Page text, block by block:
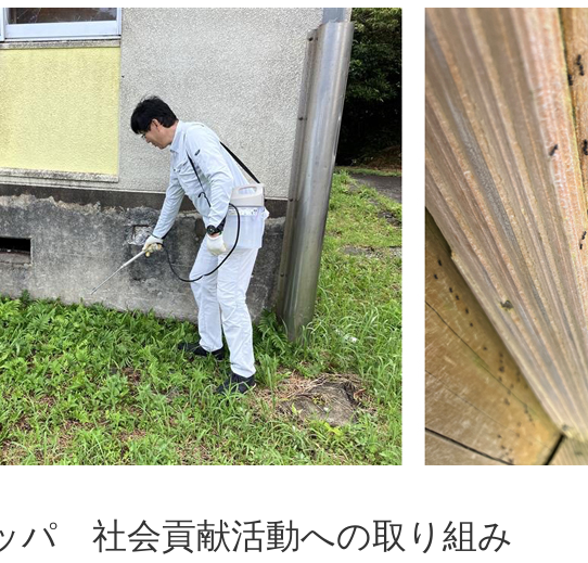
パ 社会貢献活動への取り組み